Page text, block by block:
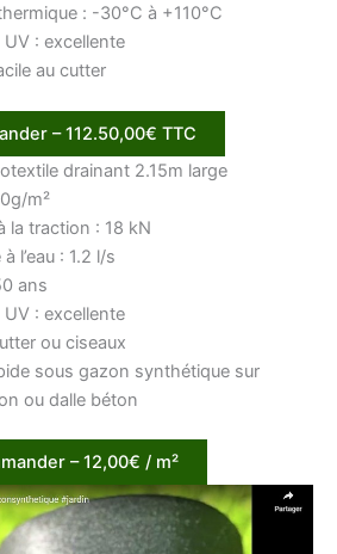
: -30°C à +110°C
UV : excellente
au cutter
– 112.50,00€ TTC
drainant 2.15m large
m²
la traction : 18 kN
l’eau : 1.2 l/s
ans
UV : excellente
ou ciseaux
sous gazon synthétique sur
ou dalle béton
– 12,00€ / m²